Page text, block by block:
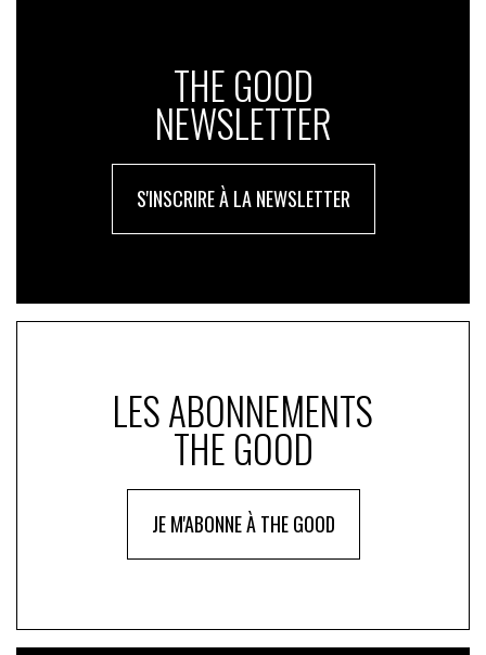
THE GOOD
NEWSLETTER
S'INSCRIRE À LA NEWSLETTER
LES ABONNEMENTS
THE GOOD
JE M'ABONNE À THE GOOD